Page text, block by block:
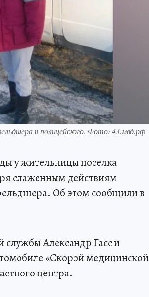
и полицейского. Фото: 43.мвд.рф
у жительницы поселка
слаженным действиям
Об этом сообщили в
службы Александр Гасс и
«Скорой медицинской
центра.